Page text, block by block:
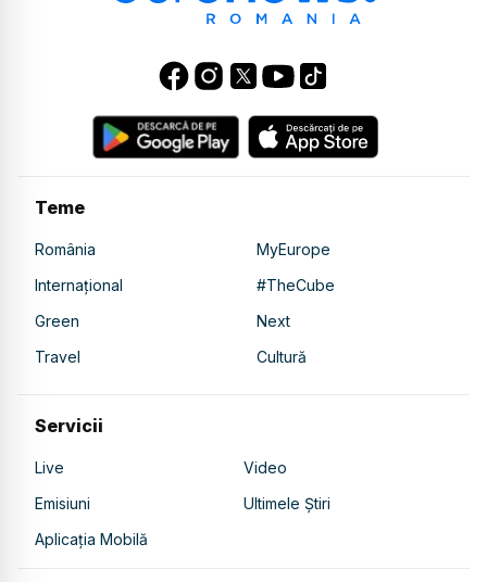
Teme
România
MyEurope
Internațional
#TheCube
Green
Next
Travel
Cultură
Servicii
Live
Video
Emisiuni
Ultimele Știri
Aplicația Mobilă